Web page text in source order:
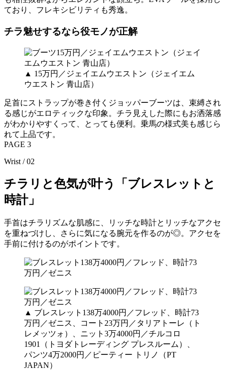
ており、フレキシビリティも秀逸。
チラ魅せするなら役モノが正解
▲ 15万円／ジェイエムウエストン（ジェイエム
ウエストン 青山店）
足首にストラップが巻き付くジョッパーブーツは、束縛され
る感じがエロティックな印象。チラ見えした際にもお洒落感
がわかりやすくって、とっても便利。乗馬の様式美も感じら
れて上品です。
PAGE 3
Wrist / 02
チラリと色気が叶う「ブレスレットと
時計」
手首はチラリズムな肌感に、リッチな時計とリッチなアクセ
を重ねづけし、さらに気になる腕元を作るのが◎。アクセを
手前に付けるのがポイントです。
▲ ブレスレット138万4000円／フレッド、時計73
万円／ゼニス、コート23万円／タリアトーレ（ト
レメッツォ）、ニット3万4000円／チルコロ
1901（トヨダトレーディング プレスルーム）、
パンツ4万2000円／ピーティー トリノ（PT
JAPAN）